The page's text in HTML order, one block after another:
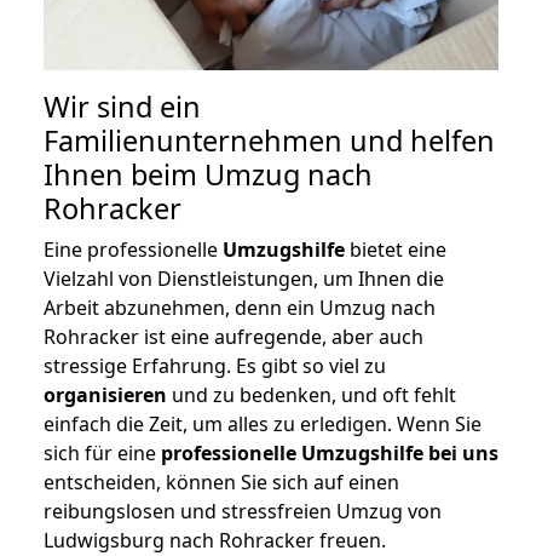
Wir sind ein
Familienunternehmen und helfen
Ihnen beim Umzug nach
Rohracker
Eine professionelle Umzugshilfe bietet eine
Vielzahl von Dienstleistungen, um Ihnen die
Arbeit abzunehmen, denn ein Umzug nach
Rohracker ist eine aufregende, aber auch
stressige Erfahrung. Es gibt so viel zu
organisieren und zu bedenken, und oft fehlt
einfach die Zeit, um alles zu erledigen. Wenn Sie
sich für eine professionelle Umzugshilfe bei uns
entscheiden, können Sie sich auf einen
reibungslosen und stressfreien Umzug von
Ludwigsburg nach Rohracker freuen.